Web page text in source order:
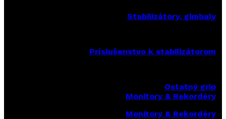
Stabilizátory, gimbaly
Príslušenstvo k stabilizátorom
Ostatný grip
Monitory & Rekordéry
Monitory & Rekordéry